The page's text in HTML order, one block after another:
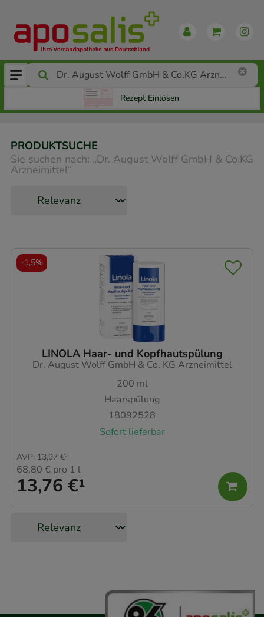
Rezept Einlösen
PRODUKTSUCHE
Sie suchen nach: „Dr. August Wolff GmbH & Co.KG
Arzneimittel“
LINOLA Haar- und Kopfhautspülung
Dr. August Wolff GmbH & Co. KG Arzneimittel
200 ml
Haarspülung
18092528
Sofort lieferbar
13,76 €¹
AVP: 13,97 €²
68,80 € pro 1 l
-1,5%